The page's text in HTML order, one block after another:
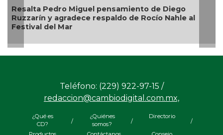
Miguel pensamiento de Diego
agradece respaldo de Rocío Nahle al
Mar
Ingenio San
de Veracruz
Teléfono: (229) 922-97-15 /
redaccion@cambiodigital.com.mx,
¿Qué es
CD?
/
¿Quiénes
somos?
/
Directorio
/